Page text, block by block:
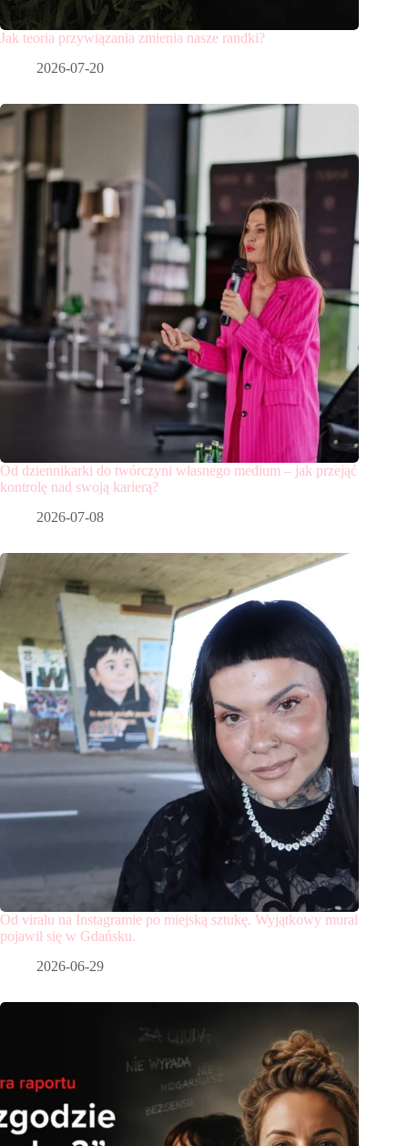
Jak teoria przywiązania zmienia nasze randki?
2026-07-20
Od dziennikarki do twórczyni własnego medium – jak przejąć
kontrolę nad swoją karierą?
2026-07-08
Od viralu na Instagramie po miejską sztukę. Wyjątkowy mural
pojawił się w Gdańsku.
2026-06-29